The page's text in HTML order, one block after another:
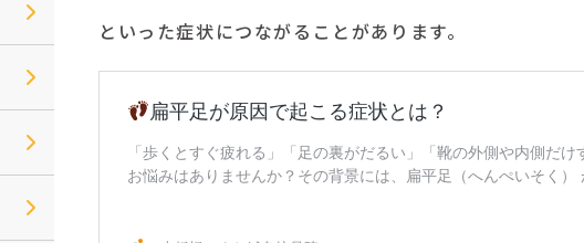
といった症状につながることがあります。